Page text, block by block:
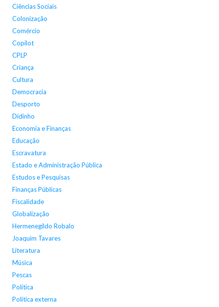
Ciências Sociais
Colonização
Comércio
Copilot
CPLP
Criança
Cultura
Democracia
Desporto
Didinho
Economia e Finanças
Educação
Escravatura
Estado e Administração Pública
Estudos e Pesquisas
Finanças Públicas
Fiscalidade
Globalização
Hermenegildo Robalo
Joaquim Tavares
Literatura
Música
Pescas
Política
Política externa